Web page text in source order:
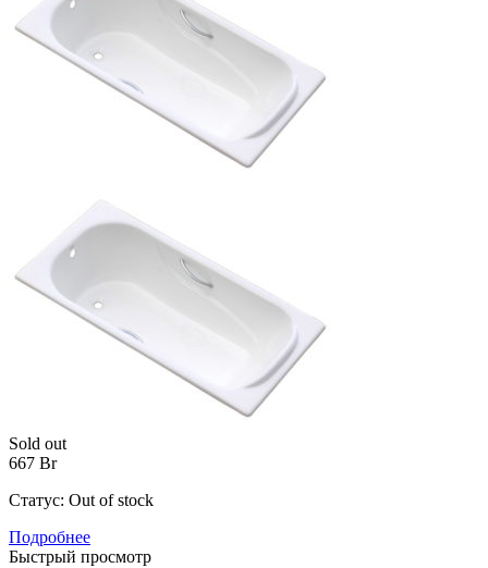
Sold out
667 Br
Статус: Out of stock
Подробнее
Быстрый просмотр